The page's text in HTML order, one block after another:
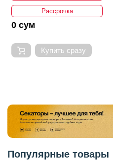
Рассрочка
0 сум
Купить сразу
Популярные товары